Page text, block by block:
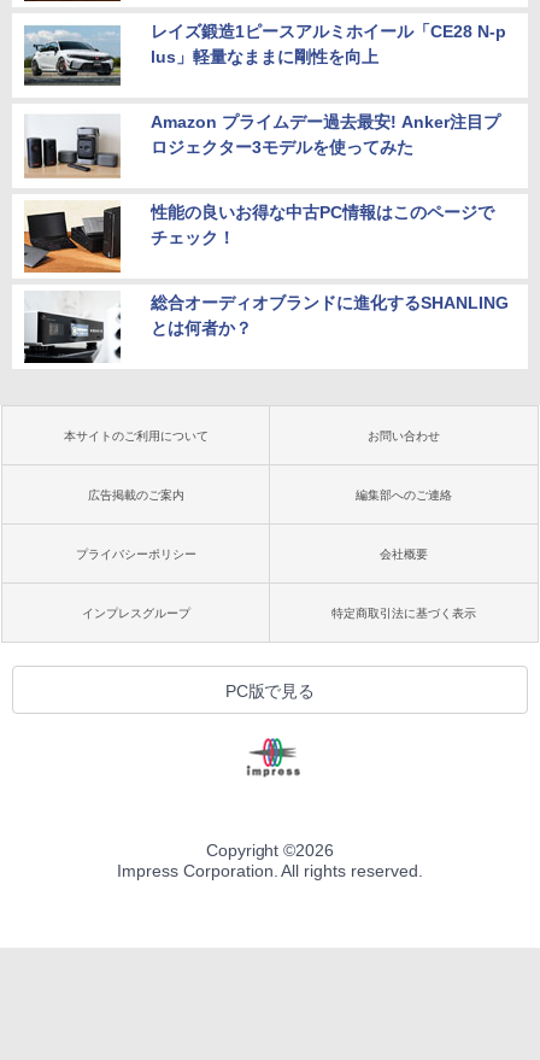
レイズ鍛造1ピースアルミホイール「CE28 N-p
lus」軽量なままに剛性を向上
Amazon プライムデー過去最安! Anker注目プ
ロジェクター3モデルを使ってみた
性能の良いお得な中古PC情報はこのページで
チェック！
総合オーディオブランドに進化するSHANLING
とは何者か？
本サイトのご利用について お問い合わせ
広告掲載のご案内 編集部へのご連絡
プライバシーポリシー 会社概要
インプレスグループ 特定商取引法に基づく表示
PC版で見る
Copyright ©2026
Impress Corporation. All rights reserved.